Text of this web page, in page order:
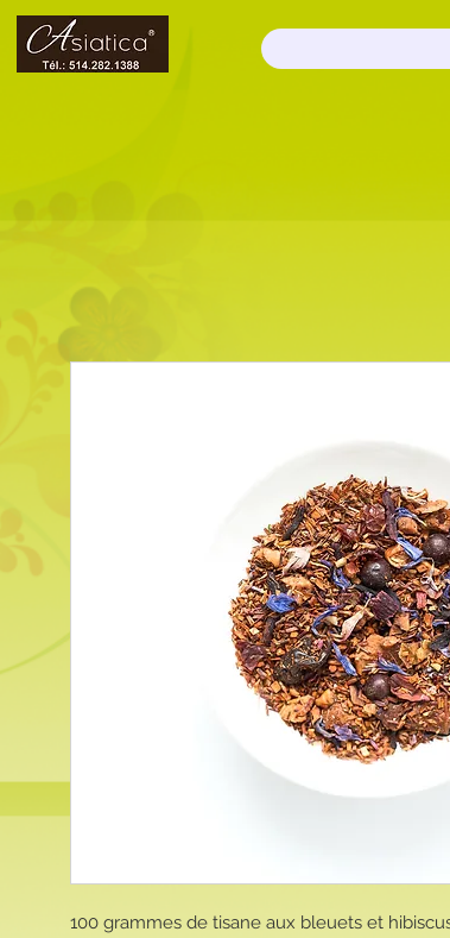
100 grammes de tisane aux bleuets et